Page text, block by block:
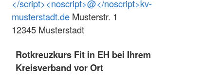
</script><noscript>@</noscript>kv-
musterstadt.de Musterstr. 1
12345 Musterstadt
Rotkreuzkurs Fit in EH bei Ihrem
Kreisverband vor Ort